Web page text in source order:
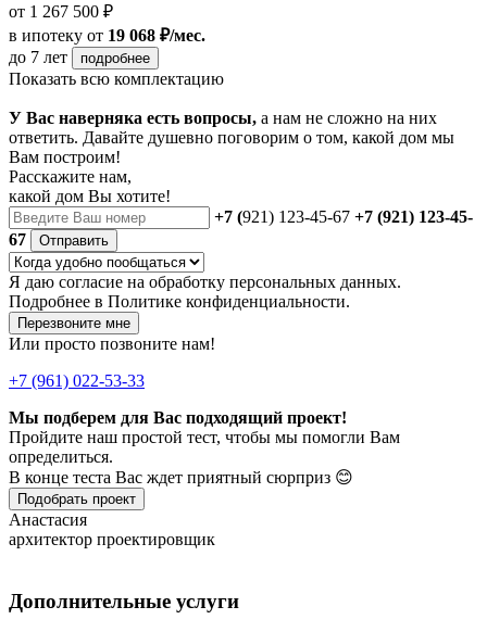
от 1 267 500 ₽
в ипотеку от 19 068 ₽/мес.
до 7 лет
подробнее
Показать всю комплектацию
У Вас наверняка есть вопросы, а нам не сложно на них
ответить. Давайте душевно поговорим о том, какой дом мы
Вам построим!
Расскажите нам,
какой дом Вы хотите!
+7 (921) 123-45-67 +7 (921) 123-45-
67
Отправить
Я даю согласие на обработку персональных данных.
Подробнее в Политике конфиденциальности.
Перезвоните мне
Или просто позвоните нам!
+7 (961) 022-53-33
Мы подберем для Вас подходящий проект!
Пройдите наш простой тест, чтобы мы помогли Вам
определиться.
В конце теста Вас ждет приятный сюрприз 😊
Подобрать проект
Анастасия
архитектор проектировщик
Дополнительные услуги